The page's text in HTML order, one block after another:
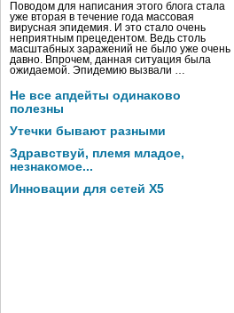
Поводом для написания этого блога стала
уже вторая в течение года массовая
вирусная эпидемия. И это стало очень
неприятным прецедентом. Ведь столь
масштабных заражений не было уже очень
давно. Впрочем, данная ситуация была
ожидаемой. Эпидемию вызвали …
Не все апдейты одинаково
полезны
Утечки бывают разными
Здравствуй, племя младое,
незнакомое...
Инновации для сетей X5